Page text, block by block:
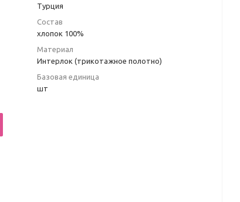
Турция
Состав
хлопок 100%
Материал
Интерлок (трикотажное полотно)
Базовая единица
шт